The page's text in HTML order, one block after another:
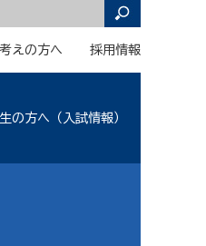
えの方へ 採用情報
の方へ（入試情報）